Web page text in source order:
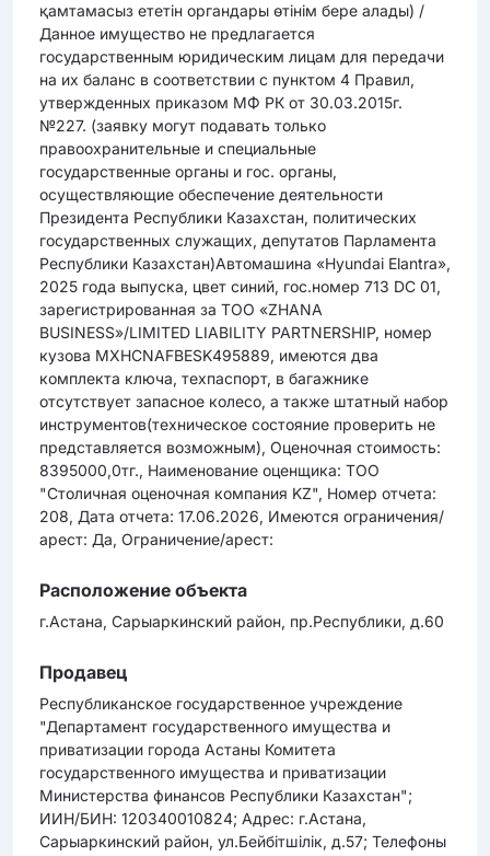
қамтамасыз ететін органдары өтінім бере алады) /
Данное имущество не предлагается
государственным юридическим лицам для передачи
на их баланс в соответствии с пунктом 4 Правил,
утвержденных приказом МФ РК от 30.03.2015г.
№227. (заявку могут подавать только
правоохранительные и специальные
государственные органы и гос. органы,
осуществляющие обеспечение деятельности
Президента Республики Казахстан, политических
государственных служащих, депутатов Парламента
Республики Казахстан)Автомашина «Hyundai Elantra»,
2025 года выпуска, цвет синий, гос.номер 713 DC 01,
зарегистрированная за ТОО «ZHANA
BUSINESS»/LIMITED LIABILITY PARTNERSHIP, номер
кузова MXHCNAFBESK495889, имеются два
комплекта ключа, техпаспорт, в багажнике
отсутствует запасное колесо, а также штатный набор
инструментов(техническое состояние проверить не
представляется возможным), Оценочная стоимость:
8395000,0тг., Наименование оценщика: ТОО
"Столичная оценочная компания KZ", Номер отчета:
208, Дата отчета: 17.06.2026, Имеются ограничения/
арест: Да, Ограничение/арест:
Расположение объекта
г.Астана, Сарыаркинский район, пр.Республики, д.60
Продавец
Республиканское государственное учреждение
"Департамент государственного имущества и
приватизации города Астаны Комитета
государственного имущества и приватизации
Министерства финансов Республики Казахстан";
ИИН/БИН: 120340010824; Адрес: г.Астана,
Сарыаркинский район, ул.Бейбітшілік, д.57; Телефоны